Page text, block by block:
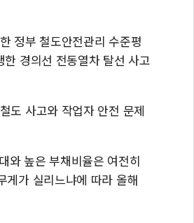
정부 철도안전관리 수준평
경의선 전동열차 탈선 사고
도 사고와 작업자 안전 문제
와 높은 부채비율은 여전히
가 실리느냐에 따라 올해